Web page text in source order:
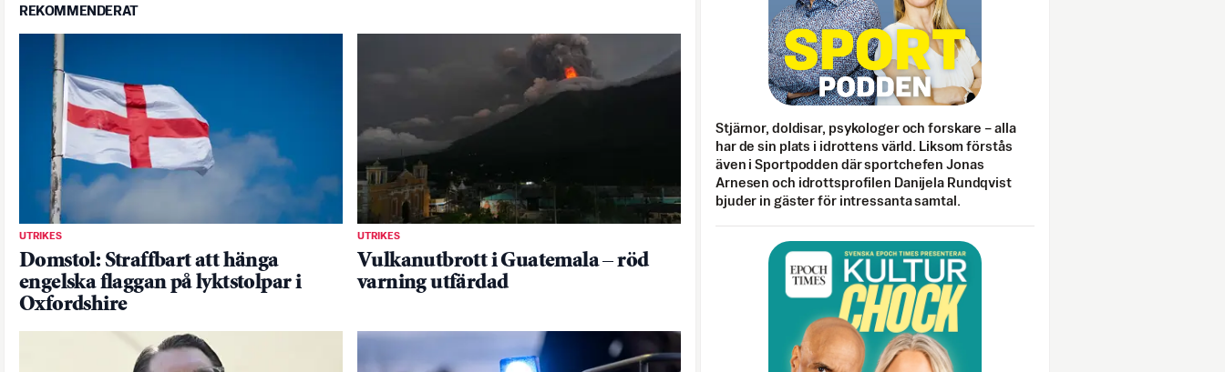
REKOMMENDERAT
UTRIKES
Domstol: Straffbart att hänga
engelska flaggan på lyktstolpar i
Oxfordshire
UTRIKES
Vulkanutbrott i Guatemala – röd
varning utfärdad
Stjärnor, doldisar, psykologer och forskare – alla
har de sin plats i idrottens värld. Liksom förstås
även i Sportpodden där sportchefen Jonas
Arnesen och idrottsprofilen Danijela Rundqvist
bjuder in gäster för intressanta samtal.